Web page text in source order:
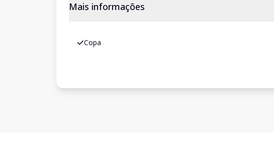
Mais informações
Copa